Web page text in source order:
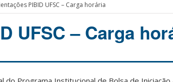
PIBID UFSC – Carga horária
UFSC – Carga